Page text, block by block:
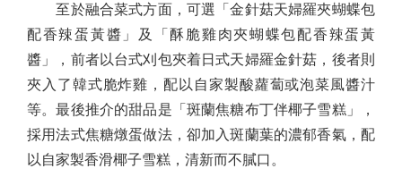
至於融合菜式方面，可選「金針菇天婦羅夾蝴蝶包
配香辣蛋黃醬」及「酥脆雞肉夾蝴蝶包配香辣蛋黃
醬」，前者以台式刈包夾着日式天婦羅金針菇，後者則
夾入了韓式脆炸雞，配以自家製酸蘿蔔或泡菜風醬汁
等。最後推介的甜品是「斑蘭焦糖布丁伴椰子雪糕」，
採用法式焦糖燉蛋做法，卻加入斑蘭葉的濃郁香氣，配
以自家製香滑椰子雪糕，清新而不膩口。